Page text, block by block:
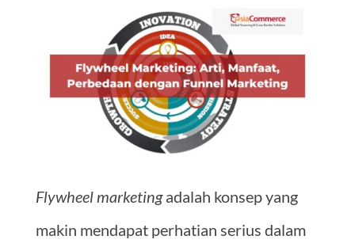
Flywheel marketingadalah konsep yang
makin mendapat perhatian serius dalam